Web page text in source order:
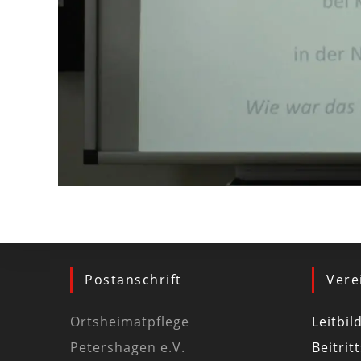
Postanschrift
Ortsheimatpflege
Petershagen e.V.